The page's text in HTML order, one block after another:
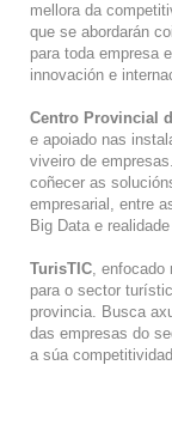
mellora da
que se abordarán
para toda empresa
innovación e
Centro Provincial
e apoiado nas
viveiro de
coñecer as
empresarial, entre
Big Data e
TurisTIC, enfocado
para o sector
provincia. Busca
das empresas do
a súa